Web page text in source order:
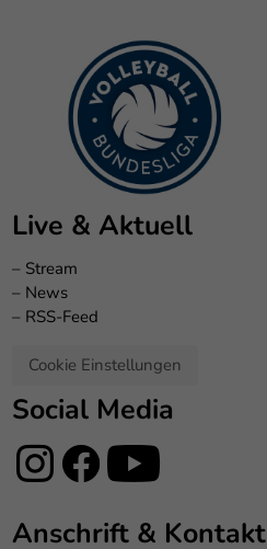
Live & Aktuell
– Stream
– News
– RSS-Feed
Cookie Einstellungen
Social Media
Anschrift & Kontakt